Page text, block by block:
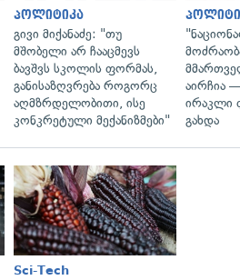
პოლიტიკა
გივი მიქანაძე: "თუ
მშობელი არ ჩააცმევს
ბავშვს სკოლის ფორმას,
განისაზღვრება როგორც
აღმზრდელობითი, ისე
კონკრეტული მექანიზმები"
აირჩია
ირაკლი
გახდა
Sci-Tech